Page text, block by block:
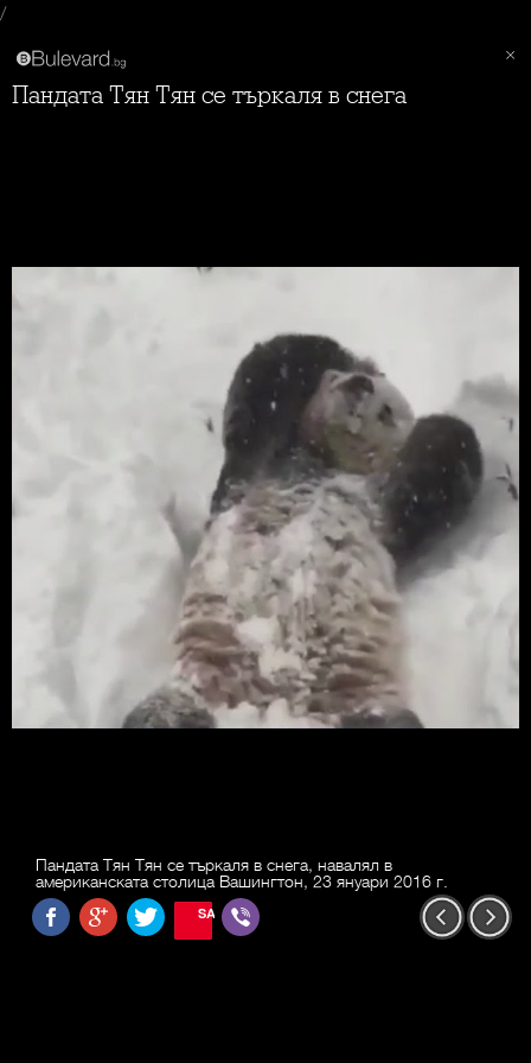
/
Пандата Тян Тян се търкаля в снега
Пандата Тян Тян се търкаля в снега, навалял в
американската столица Вашингтон, 23 януари 2016 г.
SAVE